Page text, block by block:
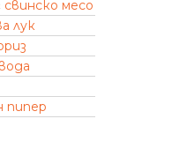
свинско месо
лук
вода
пипер